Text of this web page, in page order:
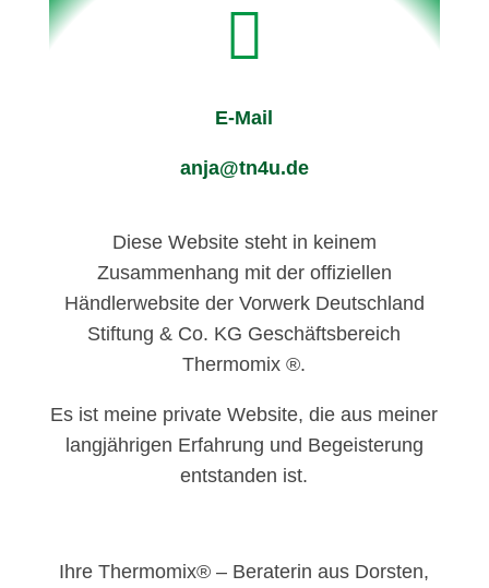

E-Mail
anja@tn4u.de
Diese Website steht in keinem
Zusammenhang mit der offiziellen
Händlerwebsite der Vorwerk Deutschland
Stiftung & Co. KG Geschäftsbereich
Thermomix ®.
Es ist meine private Website, die aus meiner
langjährigen Erfahrung und Begeisterung
entstanden ist.
Ihre Thermomix® – Beraterin aus Dorsten,